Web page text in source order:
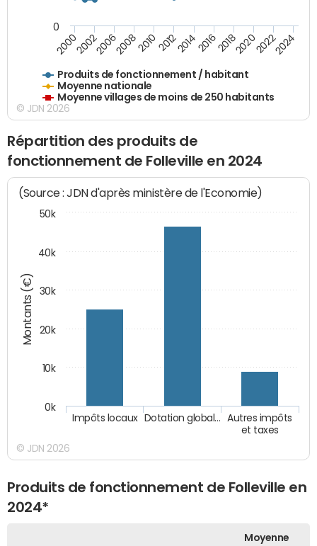
Produits de fonctionnement / habitant
Moyenne nationale
Moyenne villages de moins de 250 habitants
200020022006200820102012201420162018202020222024
0
© JDN 2026
Répartition des produits de
fonctionnement de Folleville en 2024
Montants (€)
(Source : JDN d'après ministère de l'Economie)
Autres impôts
et taxes
Dotation global…
Impôts locaux
0k
10k
20k
30k
40k
50k
© JDN 2026
Produits de fonctionnement de Folleville en
2024*
Moyenne